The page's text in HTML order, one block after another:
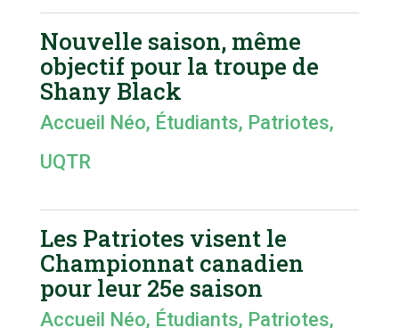
Nouvelle saison, même
objectif pour la troupe de
Shany Black
Accueil Néo, Étudiants, Patriotes,
UQTR
Les Patriotes visent le
Championnat canadien
pour leur 25e saison
Accueil Néo, Étudiants, Patriotes,